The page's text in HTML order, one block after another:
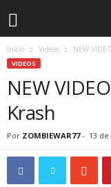
Inicio Videos NEW
VIDEOS
NEW
Krash
Por ZOMBIEWAR77- 13